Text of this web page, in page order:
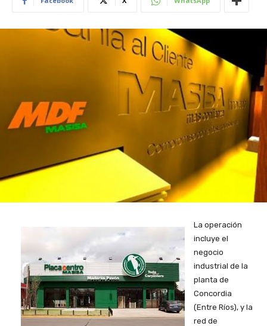
La operación
incluye el
negocio
industrial de la
planta de
Concordia
(Entre Ríos), y la
red de